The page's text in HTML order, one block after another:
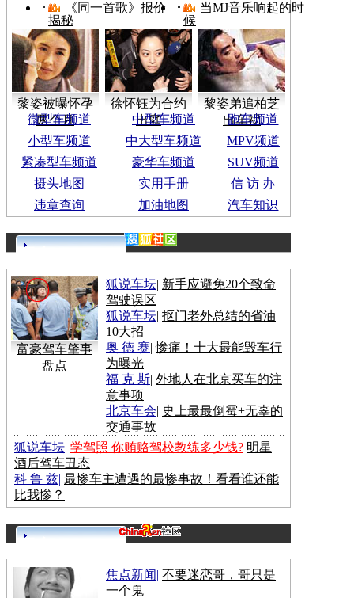
《同一首歌》报价
揭秘
当MJ音乐响起的时
候
黎姿被曝怀孕
两个月
徐怀钰为合约
出庭
黎姿弟追柏芝
出车祸
微型车频道 中型车频道
跑车频道
小型车频道
中大型车频道
MPV频道
紧凑型车频道
豪华车频道
SUV频道
摄头地图
实用手册
信 访 办
违章查询
加油地图 汽车知识
富豪驾车肇事
盘点
狐说车坛| 新手应避免20个致命
驾驶误区
狐说车坛| 抠门老外总结的省油
10大招
奥 德 赛|惨痛！十大最能毁车行
为曝光
福 克 斯| 外地人在北京买车的注
意事项
北京车会| 史上最最倒霉+无辜的
交通事故
狐说车坛| 学驾照 你贿赂驾校教练多少钱? 明星
酒后驾车丑态
科 鲁 兹| 最惨车主遭遇的最惨事故！看看谁还能
比我惨？
焦点新闻| 不要迷恋哥，哥只是
一个鬼